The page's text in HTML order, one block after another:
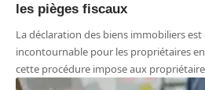
les pièges fiscaux
La déclaration des biens immobiliers
incontournable pour les propriétaires
cette procédure impose aux